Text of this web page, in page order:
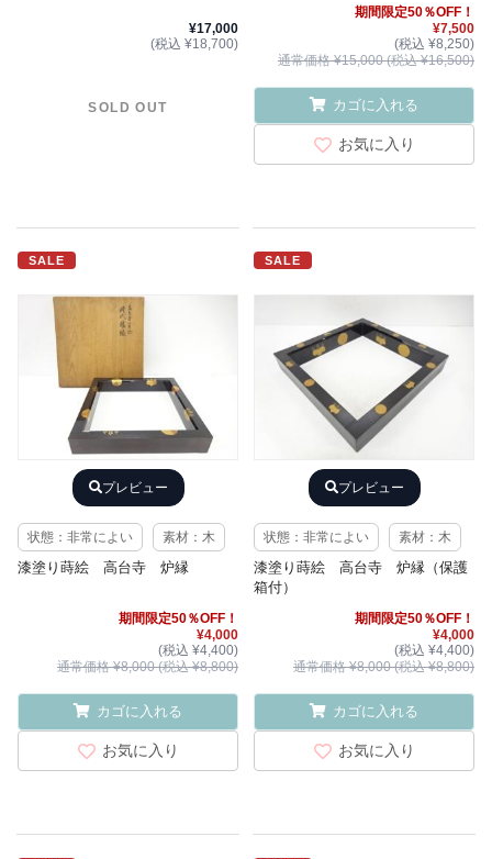
¥17,000
(税込 ¥18,700)
SOLD OUT
期間限定50％OFF！
¥7,500
(税込 ¥8,250)
通常価格 ¥15,000 (税込 ¥16,500)
カゴに入れる
お気に入り
SALE
プレビュー
状態：非常によい 素材：木
漆塗り蒔絵 高台寺 炉縁
期間限定50％OFF！
¥4,000
(税込 ¥4,400)
通常価格 ¥8,000 (税込 ¥8,800)
カゴに入れる
お気に入り
SALE
プレビュー
状態：非常によい 素材：木
漆塗り蒔絵 高台寺 炉縁（保護
箱付）
期間限定50％OFF！
¥4,000
(税込 ¥4,400)
通常価格 ¥8,000 (税込 ¥8,800)
カゴに入れる
お気に入り